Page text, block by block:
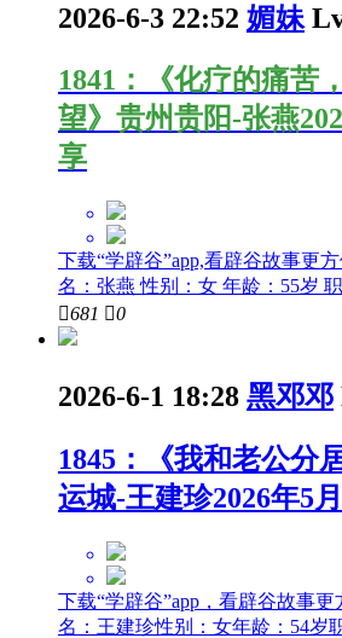
2026-6-3 22:52 媚妹
1841：《化疗的痛苦
望》贵州贵阳-张燕
享
下载“学辟谷”app,看辟谷故事更
名：张燕 性别：女 年龄：55岁
681 0
2026-6-1 18:28 黑邓邓
1845：《我和老公分
运城-王建珍2026年5
下载“学辟谷”app，看辟谷故事
名：王建珍性别：女年龄：54岁